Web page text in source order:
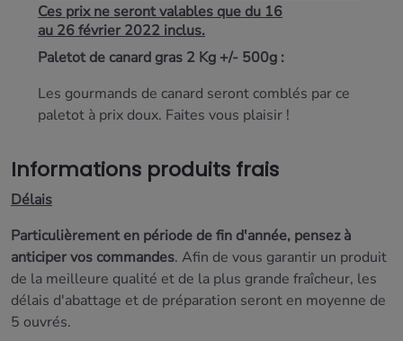
Ces prix ne seront valables que du 16
au 26 février 2022 inclus.
Paletot de canard gras 2 Kg +/- 500g :
Les gourmands de canard seront comblés par ce
paletot à prix doux. Faites vous plaisir !
Informations produits frais
Délais
Particulièrement en période de fin d'année, pensez à
anticiper vos commandes. Afin de vous garantir un produit
de la meilleure qualité et de la plus grande fraîcheur, les
délais d'abattage et de préparation seront en moyenne de
5 ouvrés.